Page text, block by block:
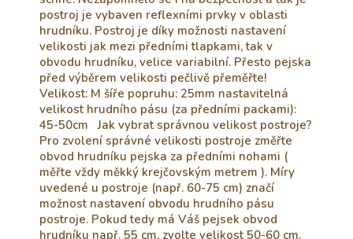
postroj je vybaven reflexními prvky v oblasti
hrudníku. Postroj je díky možnosti nastavení
velikosti jak mezi předními tlapkami, tak v
obvodu hrudníku, velice variabilní. Přesto pejska
před výběrem velikosti pečlivě přeměřte!
Velikost: M šíře popruhu: 25mm nastavitelná
velikost hrudního pásu (za předními packami):
45-50cm Jak vybrat správnou velikost postroje?
Pro zvolení správné velikosti postroje změřte
obvod hrudníku pejska za předními nohami (
měřte vždy měkký krejčovským metrem ). Míry
uvedené u postroje (např. 60-75 cm) značí
možnost nastavení obvodu hrudního pásu
postroje. Pokud tedy má Váš pejsek obvod
hrudníku např. 55 cm, zvolte velikost 50-60 cm.